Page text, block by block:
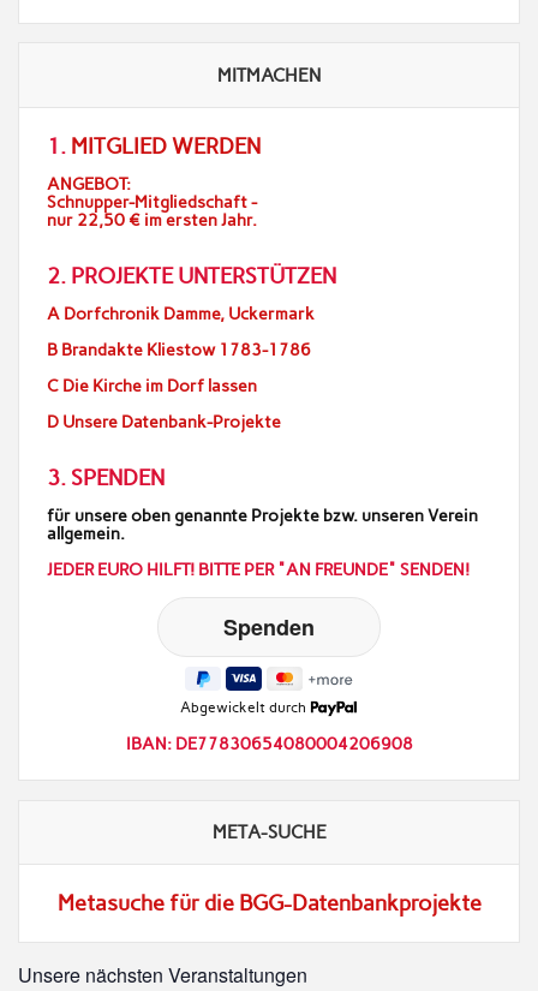
MITMACHEN
1. MITGLIED WERDEN
ANGEBOT:
Schnupper-Mitgliedschaft -
nur 22,50 € im ersten Jahr.
2. PROJEKTE UNTERSTÜTZEN
A Dorfchronik Damme, Uckermark
B Brandakte Kliestow 1783-1786
C Die Kirche im Dorf lassen
D Unsere Datenbank-Projekte
3. SPENDEN
für unsere oben genannte Projekte bzw. unseren Verein
allgemein.
JEDER EURO HILFT! BITTE PER "AN FREUNDE" SENDEN!
Abgewickelt durch
IBAN: DE77830654080004206908
META-SUCHE
Metasuche für die BGG-Datenbankprojekte
Unsere nächsten Veranstaltungen